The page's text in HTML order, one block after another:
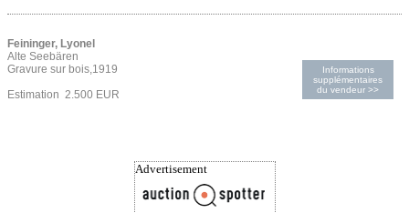
Feininger, Lyonel
Alte Seebären
Gravure sur bois,1919
Estimation 2.500 EUR
Informations
supplémentaires
du vendeur >>
Advertisement